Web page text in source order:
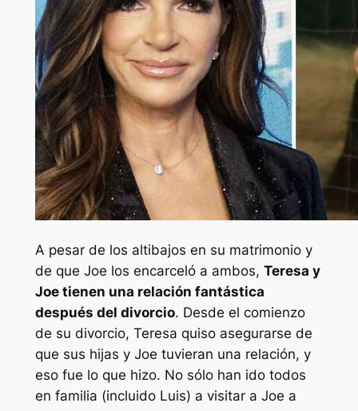
A pesar de los altibajos en su matrimonio y
de que Joe los encarceló a ambos, Teresa y
Joe tienen una relación fantástica
después del divorcio. Desde el comienzo
de su divorcio, Teresa quiso asegurarse de
que sus hijas y Joe tuvieran una relación, y
eso fue lo que hizo. No sólo han ido todos
en familia (incluido Luis) a visitar a Joe a